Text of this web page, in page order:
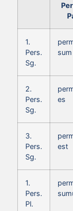
1.
Pers.
Sg.
sum
2.
Pers.
Sg.
es
3.
Pers.
Sg.
est
1.
Pers.
Pl.